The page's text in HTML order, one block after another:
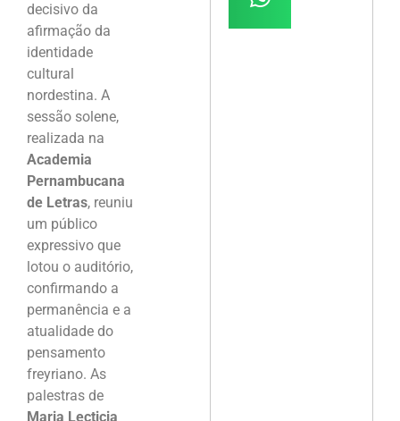
decisivo da
afirmação da
identidade
cultural
nordestina. A
sessão solene,
realizada na
Academia
Pernambucana
de Letras, reuniu
um público
expressivo que
lotou o auditório,
confirmando a
permanência e a
atualidade do
pensamento
freyriano. As
palestras de
Maria Lecticia